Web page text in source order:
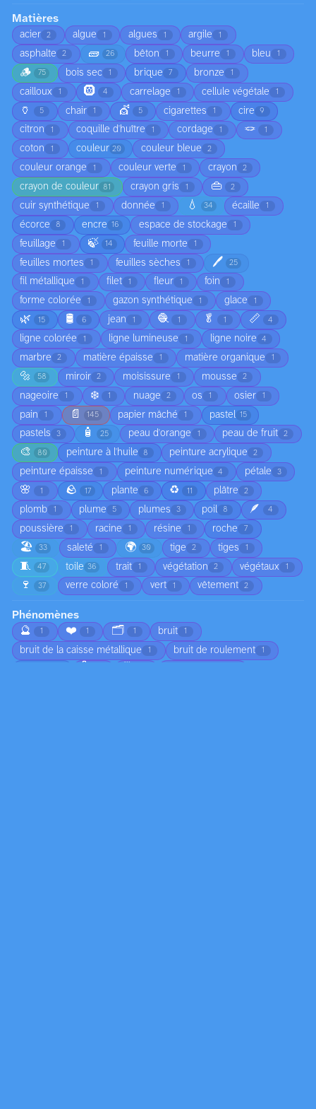
Matières
acier 2 algue 1 algues 1 argile 1
asphalte 2 🧱 26 bêton 1 beurre 1 bleu 1
🪵 75 bois sec 1 brique 7 bronze 1
cailloux 1 🛞 4 carrelage 1 cellule végétale 1
🏺 5 chair 1 💇 5 cigarettes 1 cire 9
citron 1 coquille d'huître 1 cordage 1 🪢 1
coton 1 couleur 20 couleur bleue 2
couleur orange 1 couleur verte 1 crayon 2
crayon de couleur 81 crayon gris 1 👜 2
cuir synthétique 1 donnée 1 💧 34 écaille 1
écorce 8 encre 16 espace de stockage 1
feuillage 1 🍃 14 feuille morte 1
feuilles mortes 1 feuilles sèches 1 🖊️ 25
fil métallique 1 filet 1 fleur 1 foin 1
forme colorée 1 gazon synthétique 1 glace 1
🌿 15 🛢️ 6 jean 1 🧶 1 🥬 1 📏 4
ligne colorée 1 ligne lumineuse 1 ligne noire 4
marbre 2 matière épaisse 1 matière organique 1
🔩 58 miroir 2 moisissure 1 mousse 2
nageoire 1 ❄️ 1 nuage 2 os 1 osier 1
pain 1 📄 145 papier mâché 1 pastel 15
pastels 3 🧴 25 peau d'orange 1 peau de fruit 2
🎨 80 peinture à l'huile 8 peinture acrylique 2
peinture épaisse 1 peinture numérique 4 pétale 3
🌸 1 🪨 17 plante 6 ♻️ 11 plâtre 2
plomb 1 plume 5 plumes 3 poil 8 🪶 4
poussière 1 racine 1 résine 1 roche 7
🏖️ 33 saleté 1 🌍 30 tige 2 tiges 1
🧵 47 toile 36 trait 1 végétation 2 végétaux 1
🍷 37 verre coloré 1 vert 1 vêtement 2
Phénomènes
🔮
1 ❤️ 1 🗂️ 1 bruit 1
bruit de la caisse métallique 1 bruit de roulement 1